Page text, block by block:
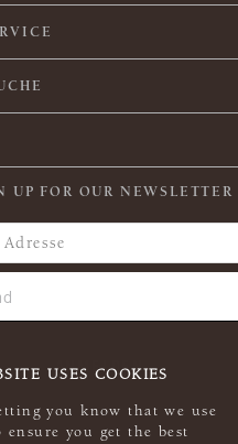
USES COOKIES
you know that we use
ensure you get the best
UP FOR OUR NEWSLETTER